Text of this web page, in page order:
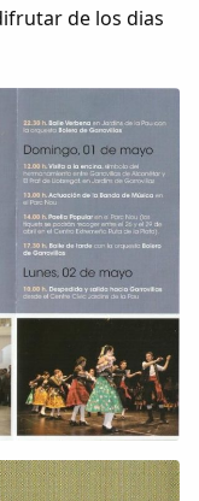
de los dias